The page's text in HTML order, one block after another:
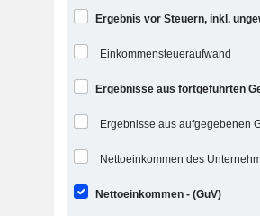
Einkommensteueraufwand
Nettoeinkommen - (GuV)